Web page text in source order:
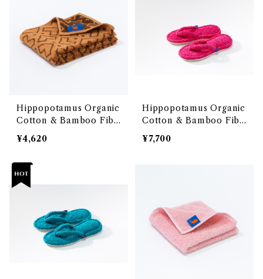
スタオルBIGサイズ>
Hippopotamus Organic
Cotton & Bamboo Fibe
r Towel <Face Towel
HAMAM> OEKO-TEX1
証取得 オーガニックコット
ンと竹再生繊維のタオルシ
マム柄フェイスタオル>
¥4,620
Hippopotamus Organic
Cotton & Bamboo Fibe
r Towel <Beach Sandal
Slippers> OEKO-TEX1
ーチサンダルスリッパ>
¥7,700